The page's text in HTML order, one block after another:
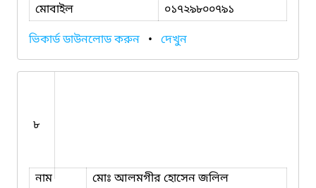
মোবাইল
০১৭২৯৮০০৭৯১
ভিকার্ড ডাউনলোড করুন • দেখুন
৮
নাম
মোঃ আলমগীর হোসেন জলিল